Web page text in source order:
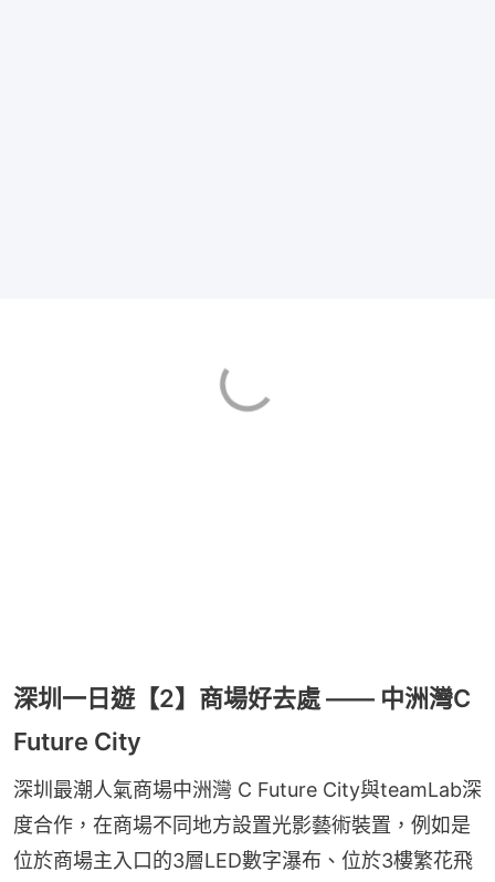
深圳一日遊【2】商場好去處 —— 中洲灣C
Future City
深圳最潮人氣商場中洲灣 C Future City與teamLab深
度合作，在商場不同地方設置光影藝術裝置，例如是
位於商場主入口的3層LED數字瀑布、位於3樓繁花飛